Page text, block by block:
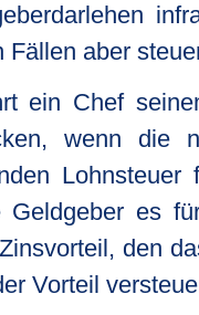
Fällen aber
ein Chef
wenn die
Geldgeber es
den
Vorteil